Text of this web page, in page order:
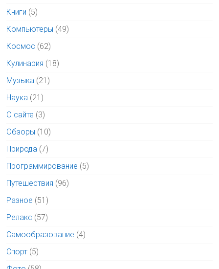
Книги (5)
Компьютеры (49)
Космос (62)
Кулинария (18)
Музыка (21)
Наука (21)
О сайте (3)
Обзоры (10)
Природа (7)
Программирование (5)
Путешествия (96)
Разное (51)
Релакс (57)
Самообразование (4)
Спорт (5)